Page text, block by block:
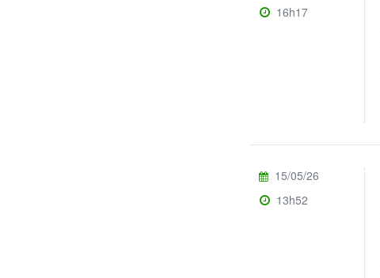
16h17
15/05/26
13h52